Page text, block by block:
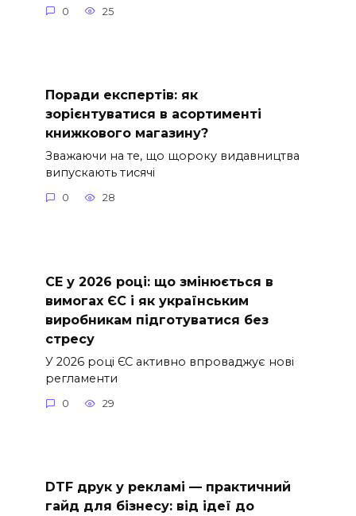
0 25
Поради експертів: як
зорієнтуватися в асортименті
книжкового магазину?
Зважаючи на те, що щороку видавництва
випускають тисячі
0 28
СE у 2026 році: що змінюється в
вимогах ЄС і як українським
виробникам підготуватися без
стресу
У 2026 році ЄС активно впроваджує нові
регламенти
0 29
DTF друк у рекламі — практичний
гайд для бізнесу: від ідеї до